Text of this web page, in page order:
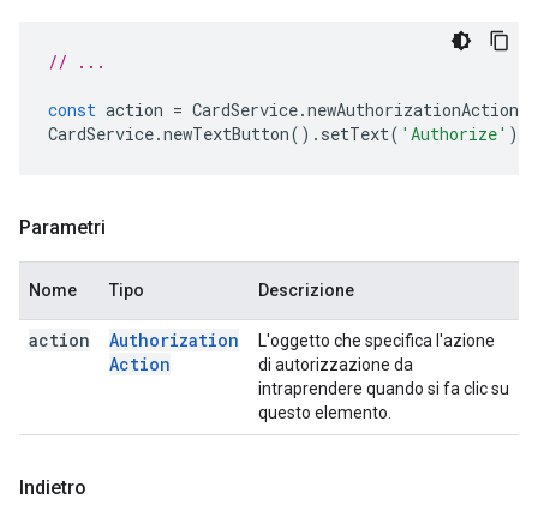
// ...
const action = CardService.newAuthorizationAction
CardService.newTextButton(). setText( 'Authorize' ).
Parametri
Nome Tipo Descrizione
action
Authorization
Action
L'oggetto che specifica l'azione
di autorizzazione da
intraprendere quando si fa clic su
questo elemento.
Indietro